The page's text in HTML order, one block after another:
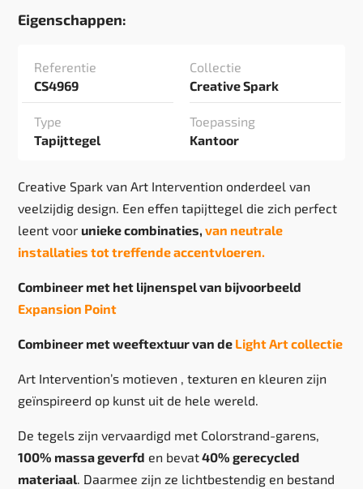
Eigenschappen:
Referentie
CS4969
Collectie
Creative Spark
Type
Tapijttegel
Toepassing
Kantoor
Creative Spark van Art Intervention onderdeel van
veelzijdig design. Een effen tapijttegel die zich perfect
leent voor unieke combinaties,van neutrale
installaties tot treffende accentvloeren.
Combineer met het lijnenspel van bijvoorbeeld
Expansion Point
Combineer met weeftextuur van de Light Art collectie
Art Intervention’s motieven , texturen en kleuren zijn
geïnspireerd op kunst uit de hele wereld.
De tegels zijn vervaardigd met Colorstrand-garens,
100% massa geverfd en bevat40% gerecycled
materiaal. Daarmee zijn ze lichtbestendig en bestand